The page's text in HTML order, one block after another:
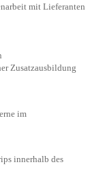
mit Lieferanten
Zusatzausbildung
im
innerhalb des